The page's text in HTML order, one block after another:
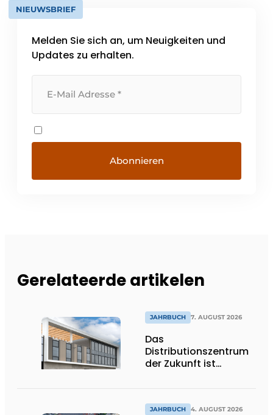
NIEUWSBRIEF
Melden Sie sich an, um Neuigkeiten und
Updates zu erhalten.
Gerelateerde artikelen
JAHRBUCH 7. AUGUST 2026
Das
Distributionszentrum
der Zukunft ist
lässt Tageslicht tief
JAHRBUCH 4. AUGUST 2026